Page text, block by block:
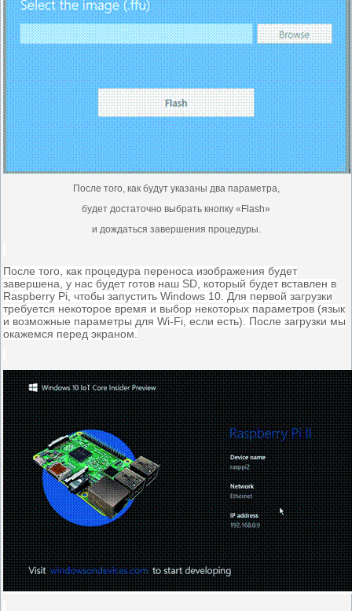
После того, как будут указаны два параметра,
будет достаточно выбрать кнопку «Flash»
и дождаться завершения процедуры.
После того, как процедура переноса изображения будет
завершена, у нас будет готов наш SD, который будет вставлен в
Raspberry Pi, чтобы запустить Windows 10. Для первой загрузки
требуется некоторое время и выбор некоторых параметров (язык
и возможные параметры для Wi-Fi, если есть). После загрузки мы
окажемся перед экраном.